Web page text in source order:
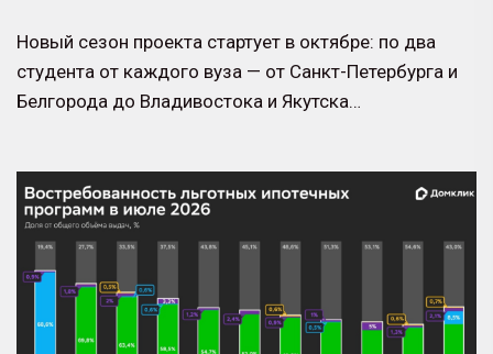
Новый сезон проекта стартует в октябре: по два
студента от каждого вуза — от Санкт-Петербурга и
Белгорода до Владивостока и Якутска…